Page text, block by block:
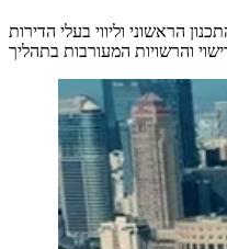
הראשוני וליווי בעלי הדירות